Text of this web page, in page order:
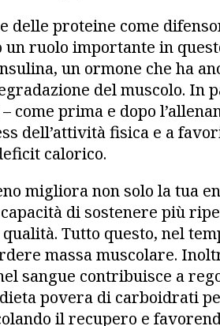
delle proteine come
ruolo importante in
un ormone che ha
del muscolo. In
prima e dopo
dell’attività fisica e a
calorico.
migliora non solo la tua
di sostenere più
Tutto questo, nel
massa muscolare.
sangue contribuisce a
povera di carboidrati
il recupero e